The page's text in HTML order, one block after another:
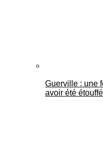
Guerville : une
avoir été